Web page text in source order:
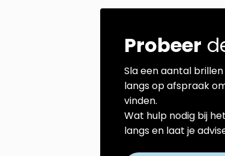
Probeer
Sla een aantal
langs op afspraak
vinden.
Wat hulp nodig bij
langs en laat je